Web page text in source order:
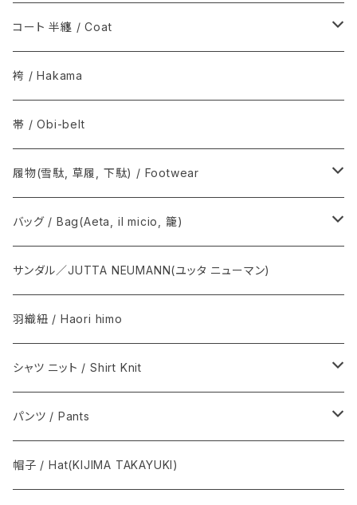
その他 / Others
シルクウール, ウール / Silk-wool, Wool
その他 / Others
ウールシルク / Wool-Silk
アルパカ / Alpaca
T-KIMONO / ティー キモノ
Graphpaper / グラフペーパー
The Inoue Brothers...
OUTDOOR KIMONO / アウトドア キモノ
T.T / ティーティー
NEAT / ニート
コート 半纏 / Coat
火消コート / 半纏
Norwegian Rain / ノルウェージャン レイン
COMOLI / コモリ
Graphpaper / グラフペーパー
袴 / Hakama
帯 / Obi-belt
履物(雪駄, 草履, 下駄) / Footwear
雪駄, 草履 / Setta, Zori
下駄 / Geta
その他 / Others
バッグ / Bag(Aeta, il micio, 籠)
Aeta / アエタ, CHACOLI / チャコリ
Il micio / イルミーチョ
籠心 / あけび蔓細工 / Basket bag
籠バッグ(手提げ籠) / Basket bag
巾着(信玄袋) / INDEN
サンダル／JUTTA NEUMANN(ユッタ ニューマン)
羽織紐 / Haori himo
シャツ ニット / Shirt Knit
BODHI
Graphpaper / グラフペーパー
パンツ / Pants
Y. & SONS
帽子 / Hat(KIJIMA TAKAYUKI)